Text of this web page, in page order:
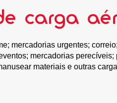
carga
mercadorias urgentes;
mercadorias
materiais e outras